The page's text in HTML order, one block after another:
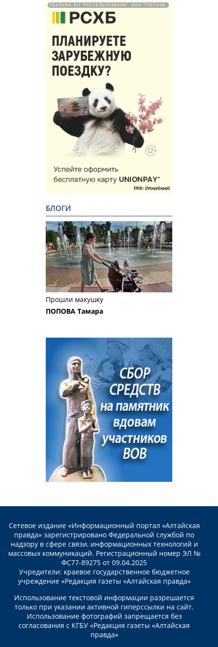
РЕКЛАМА АО "РОССЕЛЬХОЗБАНК". ИНН 772511448.
БЛОГИ
Прошли макушку
ПОПОВА Тамара
Сетевое издание «Информационный портал «Алтайская
правда» зарегистрировано Федеральной службой по
надзору в сфере связи, информационных технологий и
массовых коммуникаций. Регистрационный номер ЭЛ №
ФС77-89275 от 09.04.2025
Учредители: краевое государственное бюджетное
учреждение «Редакция газеты «Алтайская правда»
Использование текстовой информации разрешается
только при указании активной гиперссылки на сайт.
Использование фотографий запрещается без
согласования с КГБУ «Редакция газеты «Алтайская
правда»